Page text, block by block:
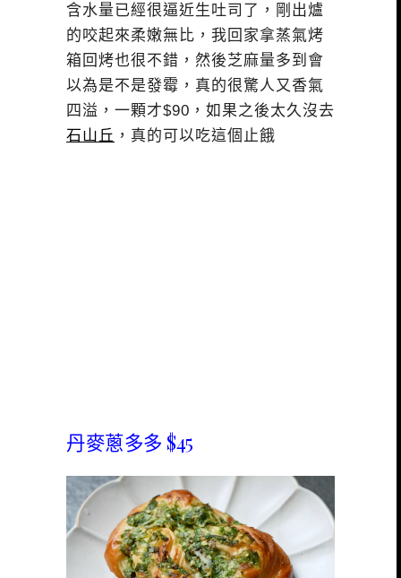
含水量已經很逼近生吐司了，剛出爐
的咬起來柔嫩無比，我回家拿蒸氣烤
箱回烤也很不錯，然後芝麻量多到會
以為是不是發霉，真的很驚人又香氣
四溢，一顆才$90，如果之後太久沒去
石山丘 ，真的可以吃這個止餓
丹麥蔥多多 $45